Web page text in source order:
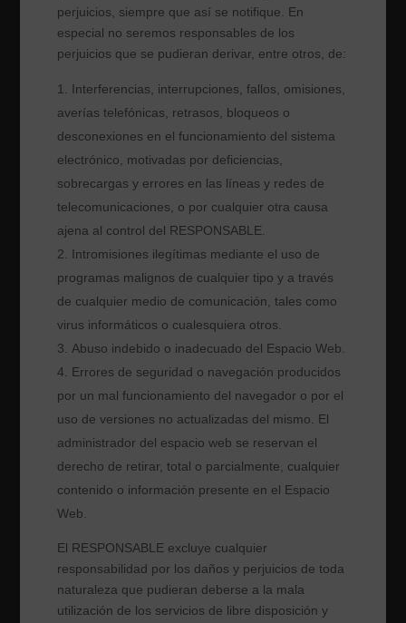
perjuicios, siempre que así se notifique. En
especial no seremos responsables de los
perjuicios que se pudieran derivar, entre otros, de:
Interferencias, interrupciones, fallos, omisiones,
averías telefónicas, retrasos, bloqueos o
desconexiones en el funcionamiento del sistema
electrónico, motivadas por deficiencias,
sobrecargas y errores en las líneas y redes de
telecomunicaciones, o por cualquier otra causa
ajena al control del RESPONSABLE.
Intromisiones ilegítimas mediante el uso de
programas malignos de cualquier tipo y a través
de cualquier medio de comunicación, tales como
virus informáticos o cualesquiera otros.
Abuso indebido o inadecuado del Espacio Web.
Errores de seguridad o navegación producidos
por un mal funcionamiento del navegador o por el
uso de versiones no actualizadas del mismo. El
administrador del espacio web se reservan el
derecho de retirar, total o parcialmente, cualquier
contenido o información presente en el Espacio
Web.
El RESPONSABLEexcluye cualquier
responsabilidad por los daños y perjuicios de toda
naturaleza que pudieran deberse a la mala
utilización de los servicios de libre disposición y